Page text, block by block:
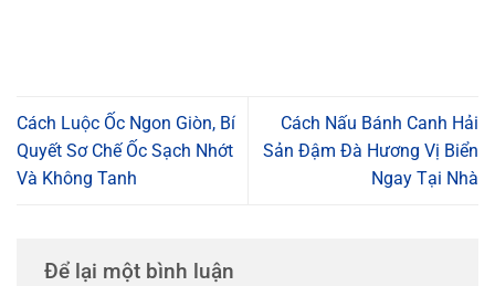
Cách Luộc Ốc Ngon Giòn, Bí
Quyết Sơ Chế Ốc Sạch Nhớt
Và Không Tanh
Cách Nấu Bánh Canh Hải
Sản Đậm Đà Hương Vị Biển
Ngay Tại Nhà
Để lại một bình luận